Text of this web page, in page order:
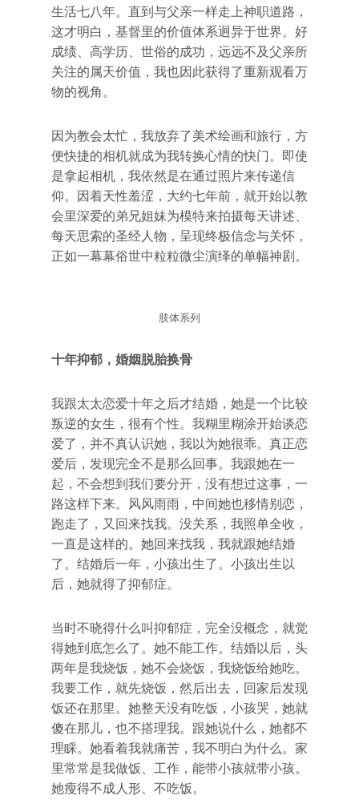
生活七八年。直到与父亲一样走上神职道路，
这才明白，基督里的价值体系迥异于世界。好
成绩、高学历、世俗的成功，远远不及父亲所
关注的属天价值，我也因此获得了重新观看万
物的视角。
因为教会太忙，我放弃了美术绘画和旅行，方
便快捷的相机就成为我转换心情的快门。即使
是拿起相机，我依然是在通过照片来传递信
仰。因着天性羞涩，大约七年前，就开始以教
会里深爱的弟兄姐妹为模特来拍摄每天讲述、
每天思索的圣经人物，呈现终极信念与关怀，
正如一幕幕俗世中粒粒微尘演绎的单幅神剧。
肢体系列
十年抑郁，婚姻脱胎换骨
我跟太太恋爱十年之后才结婚，她是一个比较
叛逆的女生，很有个性。我糊里糊涂开始谈恋
爱了，并不真认识她，我以为她很乖。真正恋
爱后，发现完全不是那么回事。我跟她在一
起，不会想到我们要分开，没有想过这事，一
路这样下来。风风雨雨，中间她也移情别恋，
跑走了，又回来找我。没关系，我照单全收，
一直是这样的。她回来找我，我就跟她结婚
了。结婚后一年，小孩出生了。小孩出生以
后，她就得了抑郁症。
当时不晓得什么叫抑郁症，完全没概念，就觉
得她到底怎么了。她不能工作。结婚以后，头
两年是我烧饭，她不会烧饭，我烧饭给她吃。
我要工作，就先烧饭，然后出去，回家后发现
饭还在那里。她整天没有吃饭，小孩哭，她就
傻在那儿，也不搭理我。跟她说什么，她都不
理睬。她看着我就痛苦，我不明白为什么。家
里常常是我做饭、工作，能带小孩就带小孩。
她瘦得不成人形、不吃饭。